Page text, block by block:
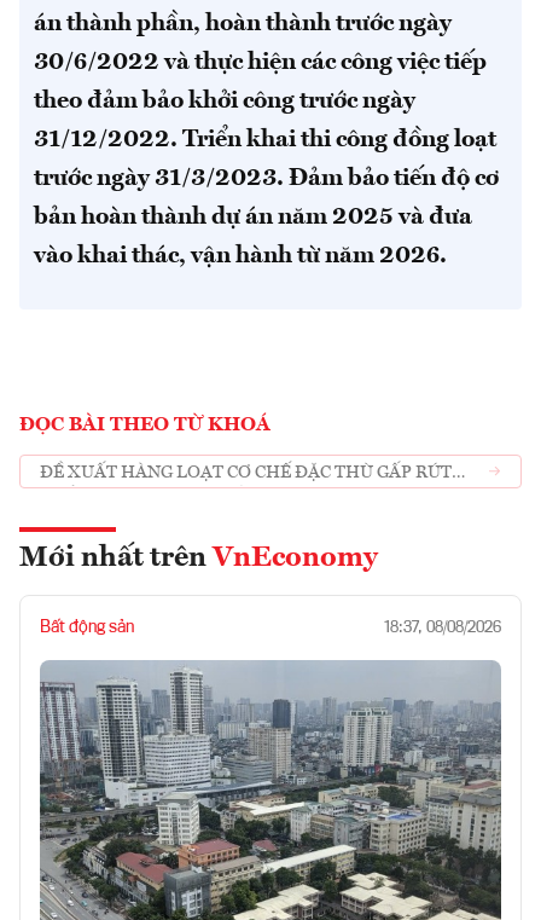
án thành phần, hoàn thành trước ngày
30/6/2022 và thực hiện các công việc tiếp
theo đảm bảo khởi công trước ngày
31/12/2022. Triển khai thi công đồng loạt
trước ngày 31/3/2023. Đảm bảo tiến độ cơ
bản hoàn thành dự án năm 2025 và đưa
vào khai thác, vận hành từ năm 2026.
ĐỌC BÀI THEO TỪ KHOÁ
ĐỀ XUẤT HÀNG LOẠT CƠ CHẾ ĐẶC THÙ GẤP RÚT
Mới nhất trên VnEconomy
Bất động sản 18:37, 08/08/2026